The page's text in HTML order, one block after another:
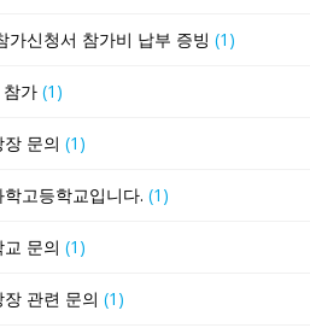
가신청서 참가비 납부 증빙 (1)
가 (1)
문의 (1)
학고등학교입니다. (1)
문의 (1)
장 관련 문의 (1)